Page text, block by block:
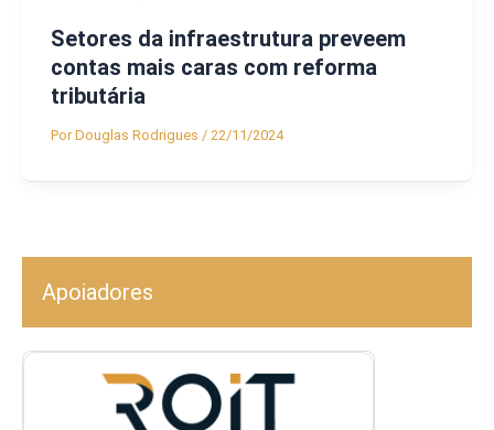
Setores da infraestrutura preveem
contas mais caras com reforma
tributária
PorDouglas Rodrigues / 22/11/2024
Apoiadores